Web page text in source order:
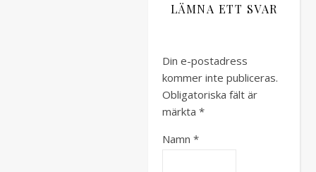
LÄMNA ETT SVAR
Din e-postadress
kommer inte publiceras.
Obligatoriska fält är
märkta *
Namn *